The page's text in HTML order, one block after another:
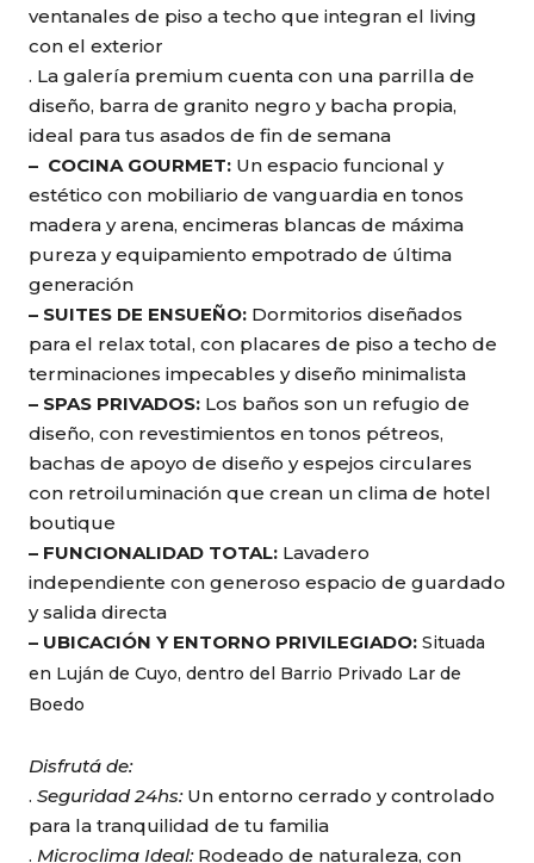
ventanales de piso a techo que integran el living
con el exterior
. La galería premium cuenta con una parrilla de
diseño, barra de granito negro y bacha propia,
ideal para tus asados de fin de semana
– COCINA GOURMET: Un espacio funcional y
estético con mobiliario de vanguardia en tonos
madera y arena, encimeras blancas de máxima
pureza y equipamiento empotrado de última
generación
– SUITES DE ENSUEÑO: Dormitorios diseñados
para el relax total, con placares de piso a techo de
terminaciones impecables y diseño minimalista
– SPAS PRIVADOS: Los baños son un refugio de
diseño, con revestimientos en tonos pétreos,
bachas de apoyo de diseño y espejos circulares
con retroiluminación que crean un clima de hotel
boutique
– FUNCIONALIDAD TOTAL: Lavadero
independiente con generoso espacio de guardado
y salida directa
– UBICACIÓN Y ENTORNO PRIVILEGIADO: Situada
en Luján de Cuyo, dentro del Barrio Privado Lar de
Boedo
Disfrutá de:
. Seguridad 24hs:Un entorno cerrado y controlado
para la tranquilidad de tu familia
. Microclima Ideal:Rodeado de naturaleza, con